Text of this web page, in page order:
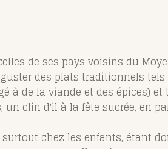
de ses pays voisins du
des plats traditionnels
à de la viande et des épices)
clin d'il à la fête sucrée, en
chez les enfants, étant